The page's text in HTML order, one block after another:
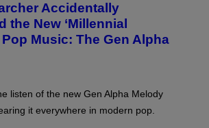
Accidentally
the New ‘Millennial
Pop Music: The Gen Alpha
listen of the new Gen Alpha Melody
it everywhere in modern pop.